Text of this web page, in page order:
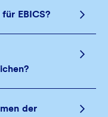
EBICS?
der